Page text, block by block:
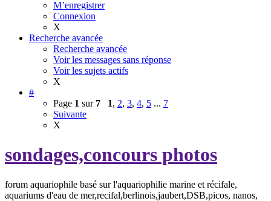
M’enregistrer
Connexion
X
Recherche avancée
Recherche avancée
Voir les messages sans réponse
Voir les sujets actifs
X
#
Page 1 sur 7 1, 2, 3, 4, 5 ... 7
Suivante
X
sondages,concours photos
forum aquariophile basé sur l'aquariophilie marine et récifale,
aquariums d'eau de mer,recifal,berlinois,jaubert,DSB,picos, nanos,